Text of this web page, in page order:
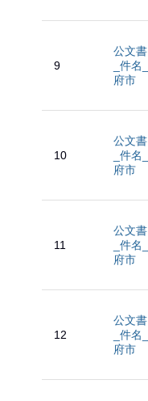
9
公文書
_件名_
府市
10
公文書
_件名_
府市
11
公文書
_件名_
府市
12
公文書
_件名_
府市